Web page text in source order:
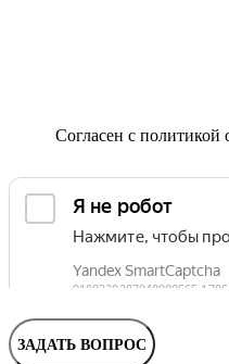
Согласен с политикой
ЗАДАТЬ ВОПРОС